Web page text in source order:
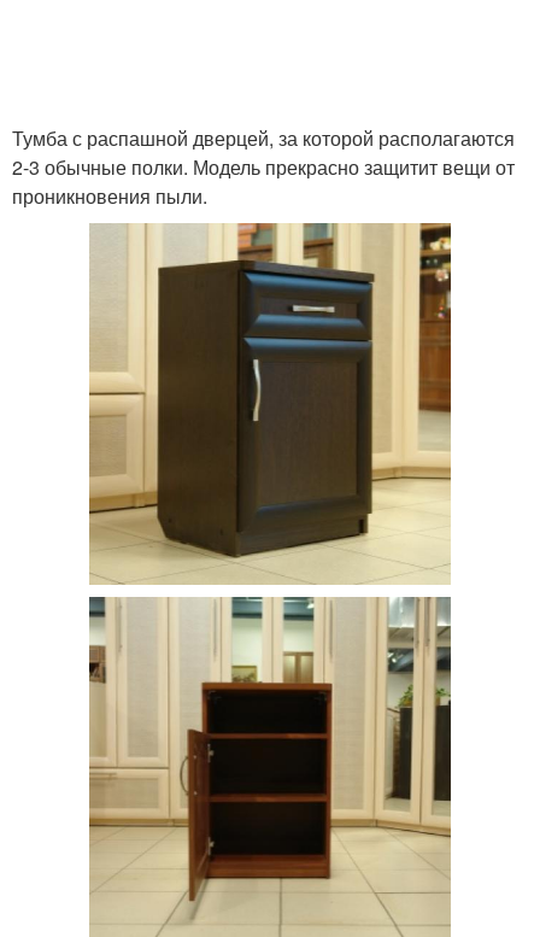
Тумба с распашной дверцей, за которой располагаются
2-3 обычные полки. Модель прекрасно защитит вещи от
проникновения пыли.